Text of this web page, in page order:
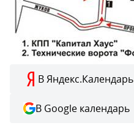
В Яндекс.Календарь
В Google календарь